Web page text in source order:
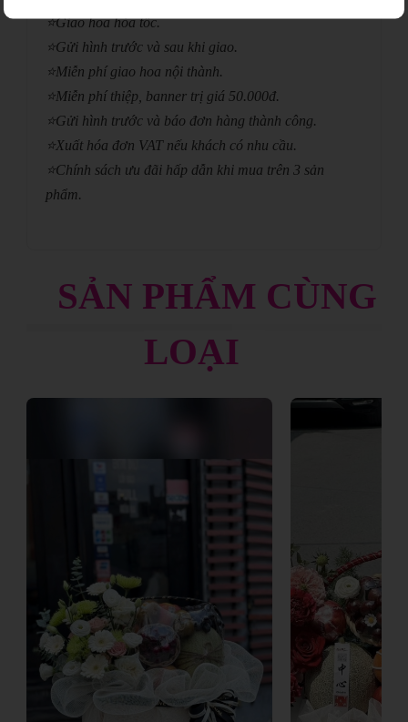
⭐Giao hoa hỏa tốc.
⭐Gửi hình trước và sau khi giao.
⭐Miễn phí giao hoa nội thành.
⭐Miễn phí thiệp, banner trị giá 50.000đ.
⭐Gửi hình trước và báo đơn hàng thành công.
⭐Xuất hóa đơn VAT nếu khách có nhu cầu.
⭐Chính sách ưu đãi hấp dẫn khi mua trên 3 sản
phẩm.
SẢN PHẨM CÙNG
LOẠI